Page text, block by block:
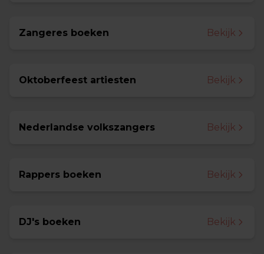
Zangeres boeken Bekijk
Oktoberfeest artiesten Bekijk
Nederlandse volkszangers Bekijk
Rappers boeken Bekijk
DJ's boeken Bekijk